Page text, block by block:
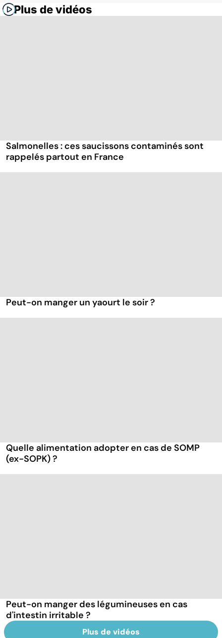
Plus de vidéos
Salmonelles : ces saucissons contaminés sont
rappelés partout en France
Peut-on manger un yaourt le soir ?
Quelle alimentation adopter en cas de SOMP
(ex-SOPK) ?
Peut-on manger des légumineuses en cas
d'intestin irritable ?
Plus de vidéos